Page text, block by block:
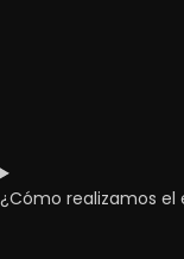
¿Cómo realizamos el